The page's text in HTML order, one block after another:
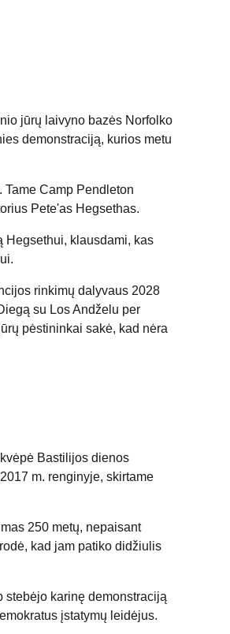
jūrų laivyno bazės Norfolko
demonstraciją, kurios metu
Camp Pendleton
Pete'as Hegsethas.
Hegsethui, klausdami, kas
rinkimų dalyvaus 2028
su Los Andželu per
pėstininkai sakė, kad nėra
Bastilijos dienos
m. renginyje, skirtame
250 metų, nepaisant
kad jam patiko didžiulis
karinę demonstraciją
įstatymų leidėjus.